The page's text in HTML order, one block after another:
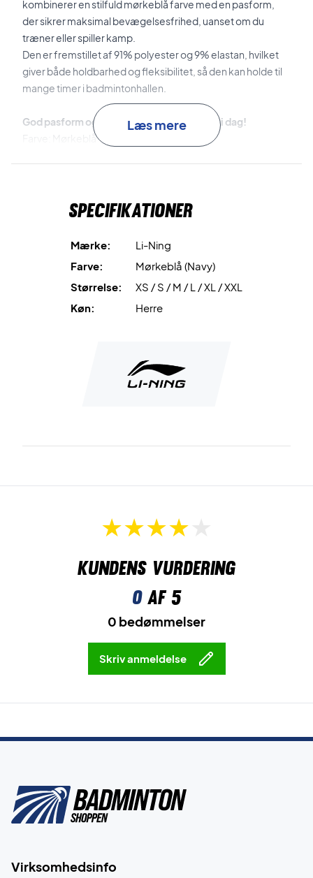
kombinerer en stilfuld mørkeblå farve med en pasform,
der sikrer maksimal bevægelsesfrihed, uanset om du
træner eller spiller kamp.
Den er fremstillet af 91% polyester og 9% elastan, hvilket
giver både holdbarhed og fleksibilitet, så den kan holde til
mange timer i badmintonhallen.
God pasform og lækkert deisgn - Køb den i dag!
Farve: Mørkeblå
OBS: asiatisk størrelse angivet i nakken.
S = XS (EU størrelse)
M = S (EU størrelse)
L = M (EU størrelse)
Læs mere
Specifikationer
Mærke:
Li-Ning
Farve:
Mørkeblå (Navy)
Størrelse:
XS / S / M / L / XL / XXL
Køn:
Herre
Kundens vurdering
0af 5
0 bedømmelser
Skriv anmeldelse
Virksomhedsinfo